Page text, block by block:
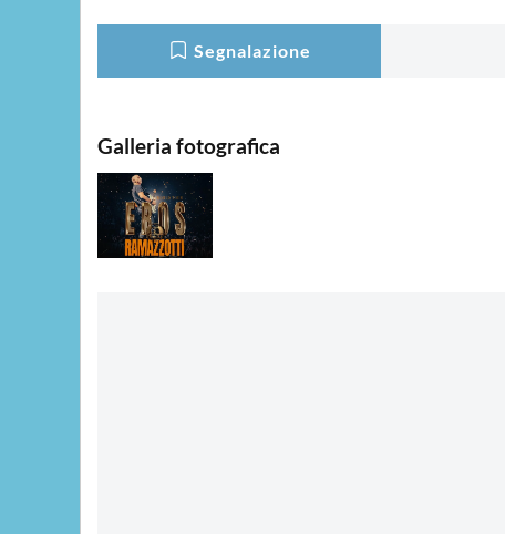
Segnalazione
Galleria fotografica